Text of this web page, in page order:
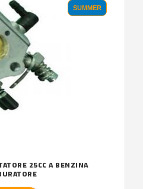
SUMMER
25CC A BENZINA